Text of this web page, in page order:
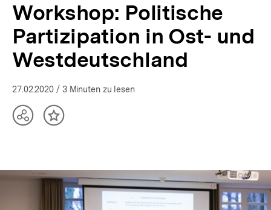
Gespräche
2020
bpb.de
Workshop: Politische
Partizipation in Ost- und
Westdeutschland
27.02.2020 / 3 Minuten zu lesen
TeilenInhalt